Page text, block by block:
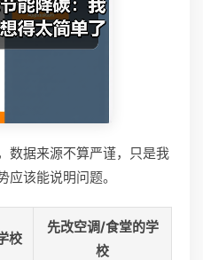
数据来源不算严谨，只是我
该能说明问题。
校
先改空调/食堂的学
校